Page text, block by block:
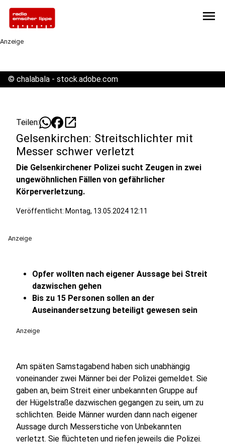
menu
Anzeige
© chalabala - stock.adobe.com
Teilen: open_in_new
Gelsenkirchen: Streitschlichter mit
Messer schwer verletzt
Die Gelsenkirchener Polizei sucht Zeugen in zwei
ungewöhnlichen Fällen von gefährlicher
Körperverletzung.
Veröffentlicht: Montag, 13.05.2024 12:11
Anzeige
Opfer wollten nach eigener Aussage bei Streit
dazwischen gehen
Bis zu 15 Personen sollen an der
Auseinandersetzung beteiligt gewesen sein
Anzeige
Am späten Samstagabend haben sich unabhängig
voneinander zwei Männer bei der Polizei gemeldet. Sie
gaben an, beim Streit einer unbekannten Gruppe auf
der Hügelstraße dazwischen gegangen zu sein, um zu
schlichten. Beide Männer wurden dann nach eigener
Aussage durch Messerstiche von Unbekannten
verletzt. Sie flüchteten und riefen jeweils die Polizei.